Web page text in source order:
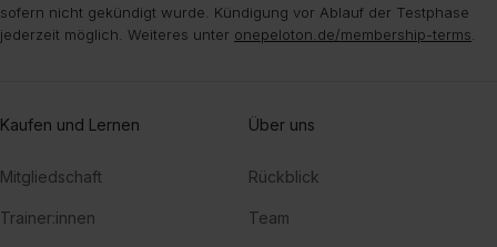
sofern nicht gekündigt wurde. Kündigung vor Ablauf der Testphase
jederzeit möglich. Weiteres unter onepeloton.de/membership-terms
Kaufen und Lernen
Mitgliedschaft
Trainer:innen
Über uns
Rückblick
Team